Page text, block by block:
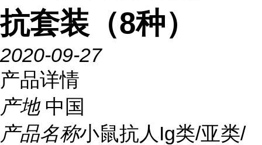
抗套装（8种）
2020-09-27
产品详情
产地 中国
产品名称小鼠抗人Ig类/亚类/